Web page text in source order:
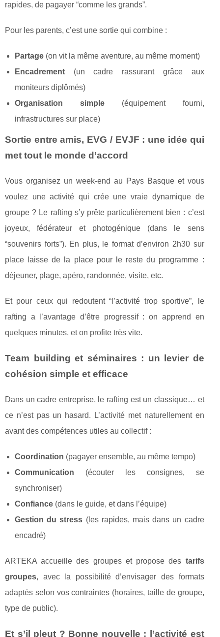
rapides, de pagayer “comme les grands”.
Pour les parents, c’est une sortie qui combine :
Partage (on vit la même aventure, au même moment)
Encadrement (un cadre rassurant grâce aux
moniteurs diplômés)
Organisation simple(équipement fourni,
infrastructures sur place)
Sortie entre amis, EVG / EVJF : une idée qui
met tout le monde d’accord
Vous organisez un week-end au Pays Basque et vous
voulez une activité qui crée une vraie dynamique de
groupe ? Le rafting s’y prête particulièrement bien : c’est
joyeux, fédérateur et photogénique (dans le sens
“souvenirs forts”). En plus, le format d’environ 2h30 sur
place laisse de la place pour le reste du programme :
déjeuner, plage, apéro, randonnée, visite, etc.
Et pour ceux qui redoutent “l’activité trop sportive”, le
rafting a l’avantage d’être progressif : on apprend en
quelques minutes, et on profite très vite.
Team building et séminaires : un levier de
cohésion simple et efficace
Dans un cadre entreprise, le rafting est un classique… et
ce n’est pas un hasard. L’activité met naturellement en
avant des compétences utiles au collectif :
Coordination (pagayer ensemble, au même tempo)
Communication (écouter les consignes, se
synchroniser)
Confiance (dans le guide, et dans l’équipe)
Gestion du stress (les rapides, mais dans un cadre
encadré)
ARTEKA accueille des groupes et propose des tarifs
groupes, avec la possibilité d’envisager des formats
adaptés selon vos contraintes (horaires, taille de groupe,
type de public).
Et s’il pleut ? Bonne nouvelle : l’activité est